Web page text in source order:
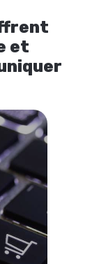
et